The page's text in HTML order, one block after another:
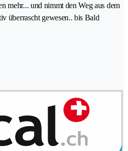
mehr... und nimmt den Weg aus dem
überrascht gewesen.. bis Bald